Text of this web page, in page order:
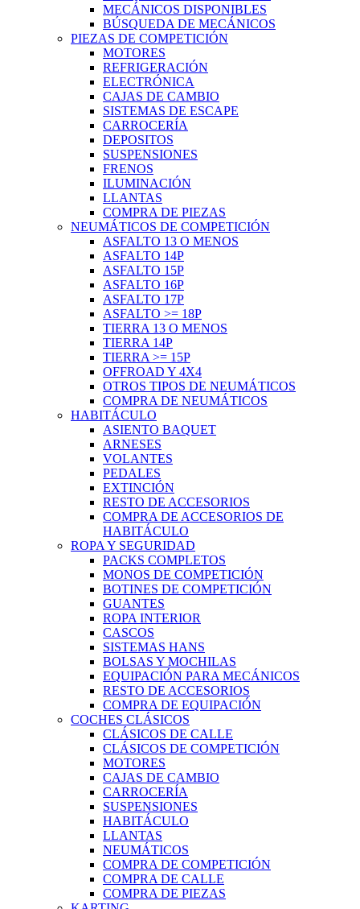
MECÁNICOS DISPONIBLES
BÚSQUEDA DE MECÁNICOS
PIEZAS DE COMPETICIÓN
MOTORES
REFRIGERACIÓN
ELECTRÓNICA
CAJAS DE CAMBIO
SISTEMAS DE ESCAPE
CARROCERÍA
DEPOSITOS
SUSPENSIONES
FRENOS
ILUMINACIÓN
LLANTAS
COMPRA DE PIEZAS
NEUMÁTICOS DE COMPETICIÓN
ASFALTO 13 O MENOS
ASFALTO 14P
ASFALTO 15P
ASFALTO 16P
ASFALTO 17P
ASFALTO >= 18P
TIERRA 13 O MENOS
TIERRA 14P
TIERRA >= 15P
OFFROAD Y 4X4
OTROS TIPOS DE NEUMÁTICOS
COMPRA DE NEUMÁTICOS
HABITÁCULO
ASIENTO BAQUET
ARNESES
VOLANTES
PEDALES
EXTINCIÓN
RESTO DE ACCESORIOS
COMPRA DE ACCESORIOS DE
HABITÁCULO
ROPA Y SEGURIDAD
PACKS COMPLETOS
MONOS DE COMPETICIÓN
BOTINES DE COMPETICIÓN
GUANTES
ROPA INTERIOR
CASCOS
SISTEMAS HANS
BOLSAS Y MOCHILAS
EQUIPACIÓN PARA MECÁNICOS
RESTO DE ACCESORIOS
COMPRA DE EQUIPACIÓN
COCHES CLÁSICOS
CLÁSICOS DE CALLE
CLÁSICOS DE COMPETICIÓN
MOTORES
CAJAS DE CAMBIO
CARROCERÍA
SUSPENSIONES
HABITÁCULO
LLANTAS
NEUMÁTICOS
COMPRA DE COMPETICIÓN
COMPRA DE CALLE
COMPRA DE PIEZAS